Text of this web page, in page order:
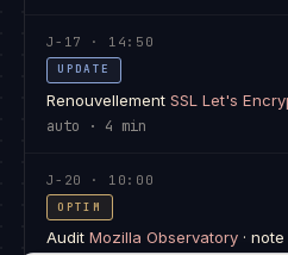
J-17 · 14:50
UPDATE
Renouvellement SSL Let's
auto · 4 min
J-20 · 10:00
OPTIM
Audit Mozilla Observatory·